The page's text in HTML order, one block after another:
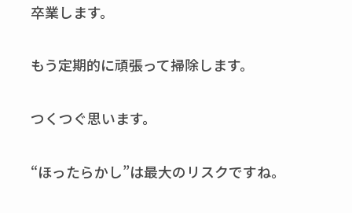
卒業します。
もう定期的に頑張って掃除します。
つくつぐ思います。
“ほったらかし”は最大のリスクですね。